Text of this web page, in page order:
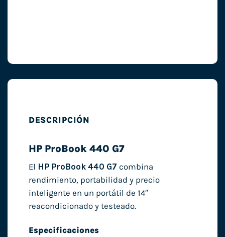
DESCRIPCIÓN
HP ProBook 440 G7
El HP ProBook 440 G7 combina
rendimiento, portabilidad y precio
inteligente en un portátil de 14″
reacondicionado y testeado.
Especificaciones